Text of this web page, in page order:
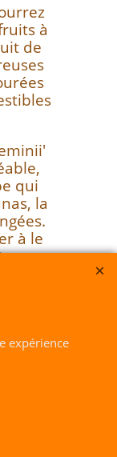
à
de
qui
la
à le
Déclaration Cnil :
expérience